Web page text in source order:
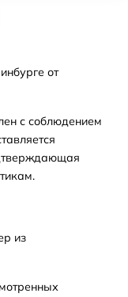
от
с соблюдением
из